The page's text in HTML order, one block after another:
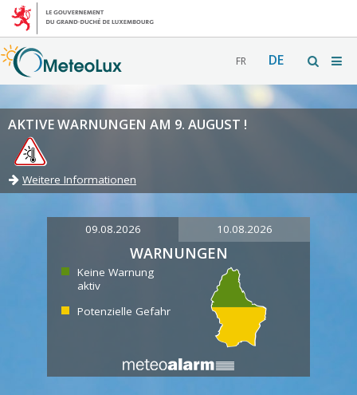
FR DE
AKTIVE WARNUNGEN AM 9. AUGUST !
Weitere Informationen
09.08.2026 10.08.2026
WARNUNGEN
Keine Warnung
aktiv
Potenzielle Gefahr